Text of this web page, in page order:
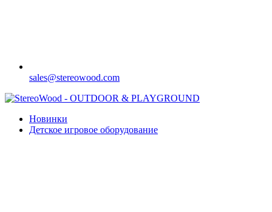
sales@stereowood.com
Новинки
Детское игровое оборудование